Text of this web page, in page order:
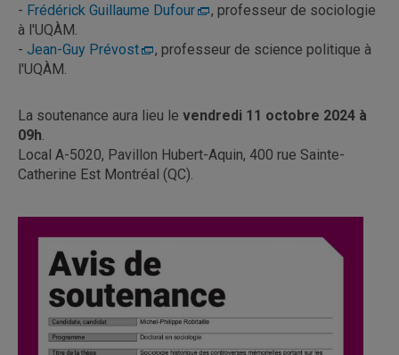
- Frédérick Guillaume Dufour
, professeur de sociologie
à l'UQÀM.
- Jean-Guy Prévost
, professeur de science politique à
l'UQÀM.
La soutenance aura lieu le vendredi 11 octobre 2024 à
09h.
Local A-5020, Pavillon Hubert-Aquin, 400 rue Sainte-
Catherine Est Montréal (QC).